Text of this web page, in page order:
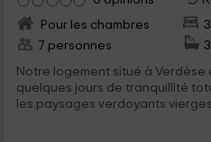
Pour les chambres
7 personnes
Notre logement situé à
quelques jours de tranquillité
les paysages verdoyants